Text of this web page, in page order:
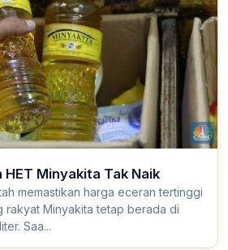
Minyakita Tak Naik
memastikan harga eceran tertinggi
rakyat Minyakita tetap berada di
Saa...